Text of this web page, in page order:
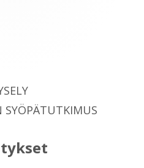
SYÖPÄTUTKIMUS